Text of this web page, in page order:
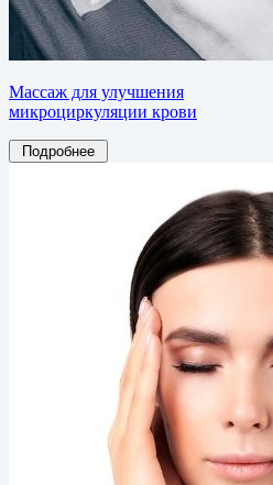
Массаж для улучшения
микроциркуляции крови
Подробнее